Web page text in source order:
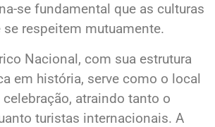
se fundamental que as culturas
se respeitem mutuamente.
Nacional, com sua estrutura
em história, serve como o local
atraindo tanto o
turistas internacionais. A